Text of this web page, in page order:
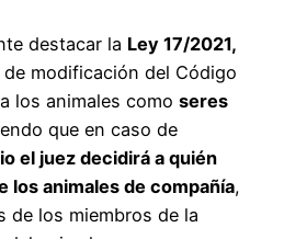
destacar la Ley 17/2021,
de modificación del Código
los animales como seres
que en caso de
el juez decidirá a quién
los animales de compañía,
de los miembros de la